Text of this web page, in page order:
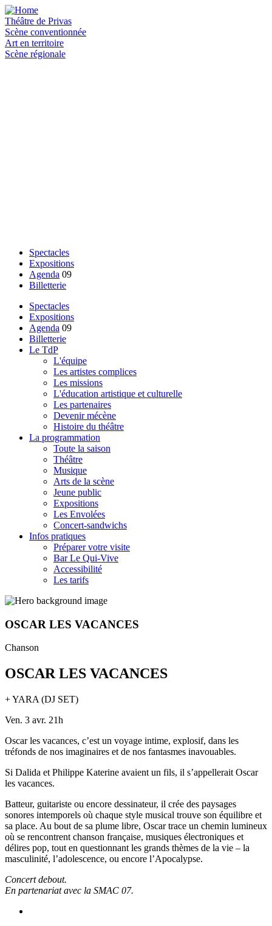
Aller
au
contenu
principal
Théâtre de Privas
Scène conventionnée
Art en territoire
Scène régionale
Menu
primaire
Spectacles
Expositions
Agenda 09
Billetterie
Hamburger
Spectacles
Expositions
Agenda 09
Billetterie
Le TdP
L'équipe
Les artistes complices
Les missions
L'éducation artistique et culturelle
Les partenaires
Devenir mécène
Histoire du théâtre
La programmation
Toute la saison
Théâtre
Musique
Arts de la scène
Jeune public
Expositions
Les Envolées
Concert-sandwichs
Infos pratiques
Préparer votre visite
Bar Le Qui-Vive
Accessibilité
Les tarifs
OSCAR LES VACANCES
Chanson
OSCAR LES VACANCES
+ YARA (DJ SET)
Ven. 3 avr. 21h
Oscar les vacances, c’est un voyage intime, explosif, dans les
tréfonds de nos imaginaires et de nos fantasmes inavouables.
Si Dalida et Philippe Katerine avaient un fils, il s’appellerait Oscar
les vacances.
​Batteur, guitariste ou encore dessinateur, il crée des paysages
sonores intemporels où chaque style musical trouve son équilibre et
sa place. Au bout de sa plume libre, Oscar trace un chemin lumineux
où se rencontrent chanson française, musiques électroniques et
délires pop, tout en questionnant les grands thèmes de la vie – la
masculinité, l’adolescence, ou encore l’Apocalypse.
Concert debout.
En partenariat avec la SMAC 07.